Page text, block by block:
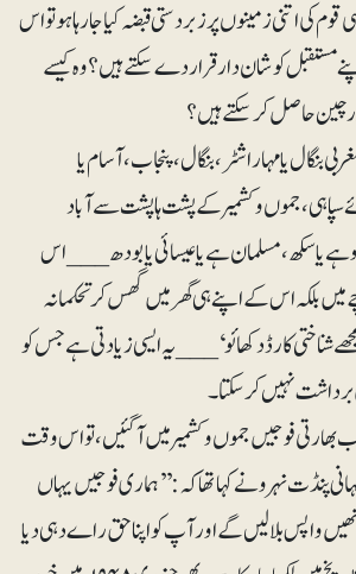
کی اتنی زمینوں پر زبردستی قبضہ کیا جا رہا ہو تو اس
مستقبل کو شان دار قرار دے سکتے ہیں؟ وہ کیسے
چین حاصل کر سکتے ہیں؟
بنگال یا مہاراشٹر ،بنگال، پنجاب، آسام یا
جموں وکشمیر کے پشت ہا پشت سے آباد
یا سکھ، مسلمان ہے یا عیسائی یا بودھ___ اس
بلکہ اس کے اپنے ہی گھر میں گھس کر تحکمانہ
شناختی کارڈ دکھائو‘ ___ یہ ایسی زیادتی ہے جس کو
نہیں کر سکتا۔
۱۹۴۷ء کو جب بھارتی فوجیں جموں و کشمیر میں آ گئیں، تو اس وقت
پنڈت نہرو نے کہا تھاکہ: ’’ہماری فوجیں یہاں
واپس بلا لیں گے اور آپ کو اپنا حق راے دہی دیا